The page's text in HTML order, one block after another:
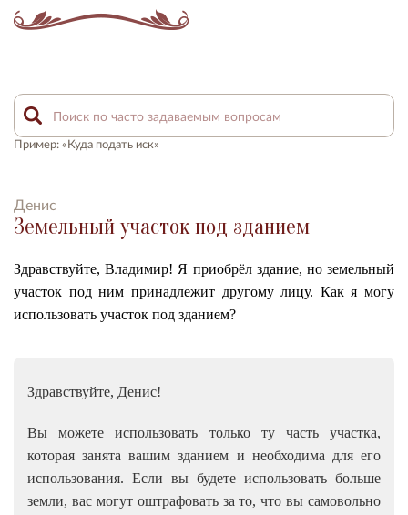
Пример: «Куда подать иск»
Денис
Земельный участок под зданием
Здравствуйте, Владимир! Я приобрёл здание, но земельный
участок под ним принадлежит другому лицу. Как я могу
использовать участок под зданием?
Здравствуйте, Денис!
Вы можете использовать только ту часть участка,
которая занята вашим зданием и необходима для его
использования. Если вы будете использовать больше
земли, вас могут оштрафовать за то, что вы самовольно